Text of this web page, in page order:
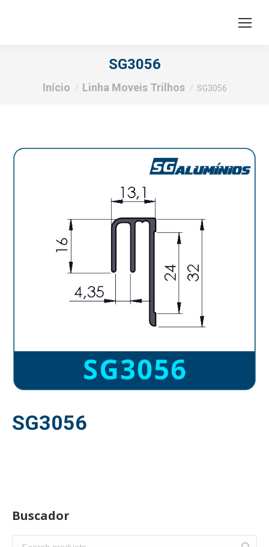
SG3056
Você está aqui:
Início Linha Moveis Trilhos SG3056
SG3056
Buscador